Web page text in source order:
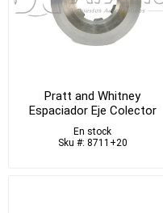
Pratt and Whitney
Espaciador Eje Colector
Trasero
En stock
Sku #: 8711+20